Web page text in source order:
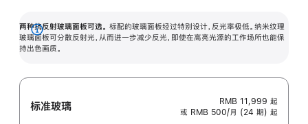
两种抗反射玻璃面板可选。 标配的玻璃面板经过特别设计，反光率极低。纳米纹理
玻璃面板可分散反射光，从而进一步减少反光，即使在高亮光源的工作场所也能保
持出色画质。
展
开
标准玻璃 RMB 11,999 起
或 RMB 500/月 (24 期) 起